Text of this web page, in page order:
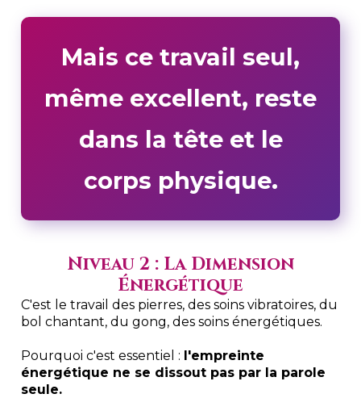
Mais ce travail seul,
même excellent, reste
dans la tête et le
corps physique.
Niveau 2 : La Dimension
Énergétique
C'est le travail des pierres, des soins vibratoires, du
bol chantant, du gong, des soins énergétiques.
Pourquoi c'est essentiel : l'empreinte
énergétique ne se dissout pas par la parole
seule.